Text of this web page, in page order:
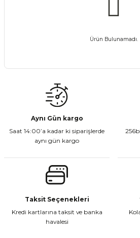
Ürün Bulunamadı.
Aynı Gün kargo
Saat 14:00’a kadar ki siparişlerde
aynı gün kargo
Taksit Seçenekleri
Kredi kartlarına taksit ve banka
havalesi